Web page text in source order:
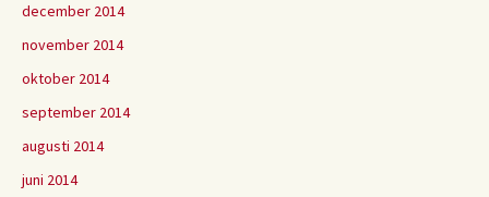
december 2014
november 2014
oktober 2014
september 2014
augusti 2014
juni 2014